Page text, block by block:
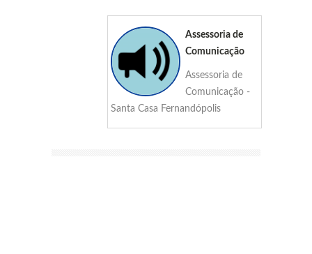
Assessoria de
Comunicação
Assessoria de
Comunicação -
Santa Casa Fernandópolis